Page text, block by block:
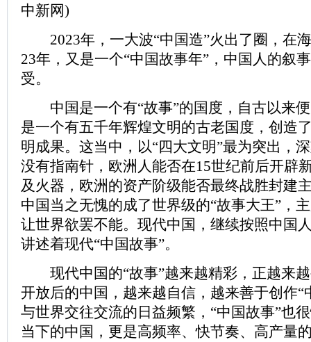
中新网)
2023年，一大波“中国造”火出了圈，在
23年，又是一个“中国故事年”，中国人的叙
受。
中国是一个有“故事”的国度，自古以来便
是一个有五千年辉煌文明的古老国度，创造
明成果。这当中，以“四大文明”最为突出，
没有指南针，欧洲人能否在15世纪前后开辟
及火器，欧洲的资产阶级能否最终战胜封建
中国当之无愧的成了世界级的“故事大王”，
让世界欲罢不能。现代中国，继续按照中国
讲述着现代“中国故事”。
现代中国的“故事”越来越精彩，正越来越
开放后的中国，越来越自信，越来善于创作“
与世界交往交流的日益频繁，“中国故事”也
当下的中国，更是高频率、快节奏、高产量